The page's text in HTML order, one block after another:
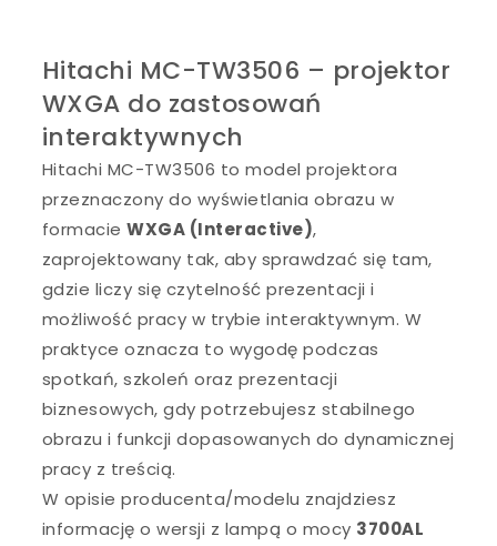
Hitachi MC-TW3506 – projektor
WXGA do zastosowań
interaktywnych
Hitachi MC-TW3506 to model projektora
przeznaczony do wyświetlania obrazu w
formacieWXGA (Interactive),
zaprojektowany tak, aby sprawdzać się tam,
gdzie liczy się czytelność prezentacji i
możliwość pracy w trybie interaktywnym. W
praktyce oznacza to wygodę podczas
spotkań, szkoleń oraz prezentacji
biznesowych, gdy potrzebujesz stabilnego
obrazu i funkcji dopasowanych do dynamicznej
pracy z treścią.
W opisie producenta/modelu znajdziesz
informację o wersji z lampą o mocy 3700AL